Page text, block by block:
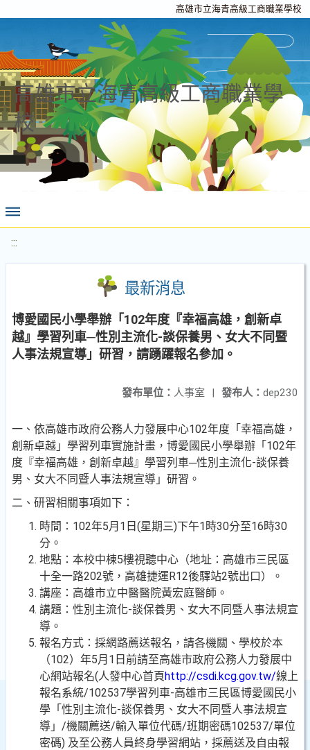
高雄市立海青高級工商職業學校
高雄市立海青高級工商職業學
校
:::
最新消息
博愛國民小學舉辦「102年度『幸福高雄，創新卓
越』學習列車─性別主流化-談保養男、女大不同暨
人事法規宣導」研習，請踴躍報名參加。
發布人： dep230
發布單位： 人事室 |
一、依高雄市政府公務人力發展中心102年度「幸福高雄，
創新卓越」學習列車實施計畫，博愛國民小學舉辦「102年
度『幸福高雄，創新卓越』學習列車─性別主流化-談保養
男、女大不同暨人事法規宣導」研習。
二、研習相關事項如下：
時間：102年5月1日(星期三)下午1時30分至16時30
分。
地點：本校中棟5樓視聽中心（地址：高雄市三民區
十全一路202號，高雄捷運R12後驛站2號出口）。
講座：高雄市立中醫醫院黃宏庭醫師。
講題：性別主流化-談保養男、女大不同暨人事法規宣
導。
報名方式：採網路薦送報名，請各機關、學校於本
（102）年5月1日前請至高雄市政府公務人力發展中
心網站報名(人發中心首頁http://csdi.kcg.gov.tw/線上
報名系統/102537學習列車-高雄市三民區博愛國民小
學「性別主流化-談保養男、女大不同暨人事法規宣
導」/機關薦送/輸入單位代碼/班期密碼102537/單位
密碼) 及至公務人員終身學習網站，採薦送及自由報